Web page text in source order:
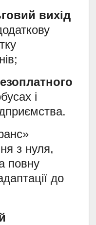
вихід
і
з нуля,
повну
до